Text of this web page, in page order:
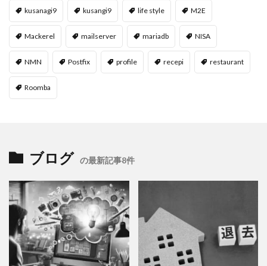
kusanagi9 kusangi9 life style M2E
Mackerel mailserver mariadb NISA
NMN Postfix profile recepi restaurant
Roomba
ブログ の最新記事8件